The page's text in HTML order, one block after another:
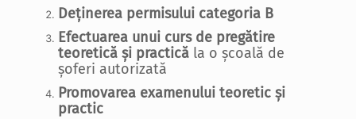
Deținerea permisului categoria B
Efectuarea unui curs de pregătire
teoretică și practică la o școală de
șoferi autorizată
Promovarea examenului teoretic și
practic